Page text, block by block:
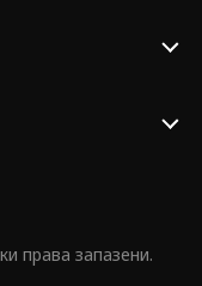
Одри в
права запазени.